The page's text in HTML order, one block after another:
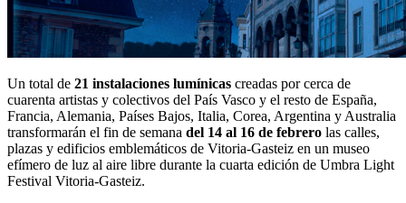
Un total de 21 instalaciones lumínicas creadas por cerca de
cuarenta artistas y colectivos del País Vasco y el resto de España,
Francia, Alemania, Países Bajos, Italia, Corea, Argentina y Australia
transformarán el fin de semana del 14 al 16 de febrero las calles,
plazas y edificios emblemáticos de Vitoria-Gasteiz en un museo
efímero de luz al aire libre durante la cuarta edición de Umbra Light
Festival Vitoria-Gasteiz.